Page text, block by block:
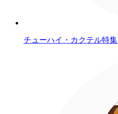
チューハイ・カクテル特集